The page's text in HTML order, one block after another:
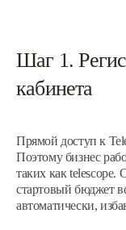
Шаг 1.
кабинета
Прямой доступ к
Поэтому бизнес
таких как telescope.
стартовый бюджет
автоматически,